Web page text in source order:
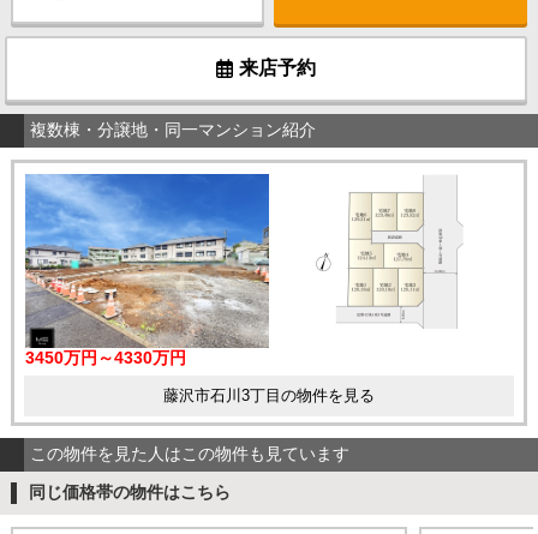
来店予約
複数棟・分譲地・同一マンション紹介
3450万円～4330万円
藤沢市石川3丁目の物件を見る
この物件を見た人はこの物件も見ています
同じ価格帯の物件はこちら